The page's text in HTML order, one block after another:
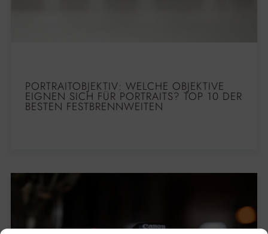
PORTRAITOBJEKTIV: WELCHE OBJEKTIVE
EIGNEN SICH FÜR PORTRAITS? TOP 10 DER
BESTEN FESTBRENNWEITEN